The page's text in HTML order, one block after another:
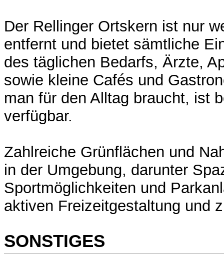
Der Rellinger Ortskern ist nur
entfernt und bietet sämtliche
des täglichen Bedarfs, Ärzte,
sowie kleine Cafés und
man für den Alltag braucht, ist
verfügbar.
Zahlreiche Grünflächen und
in der Umgebung, darunter
Sportmöglichkeiten und
aktiven Freizeitgestaltung und
SONSTIGES